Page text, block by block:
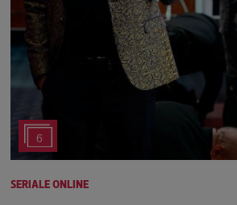
6
SERIALE ONLINE